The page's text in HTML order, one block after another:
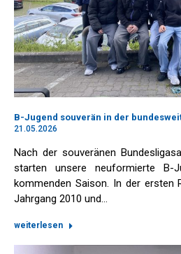
B-Jugend souverän in der
21.05.2026
Nach der souveränen
starten unsere neuformierte B-
kommenden Saison. In der ersten
Jahrgang 2010 und…
weiterlesen